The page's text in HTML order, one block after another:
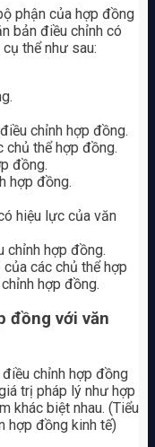
phận của hợp đồng
bản điều chỉnh có
thể như sau:
chỉnh hợp đồng.
chủ thể hợp đồng.
đồng.
hợp đồng.
hiệu lực của văn
chỉnh hợp đồng.
các chủ thể hợp
hợp đồng.
đồng với văn
chỉnh hợp đồng
trị pháp lý như hợp
khác biệt nhau. (Tiểu
hợp đồng kinh tế)